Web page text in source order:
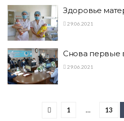
Здоровье
29.06.2021
Снова первые
29.06.2021
1 … 13